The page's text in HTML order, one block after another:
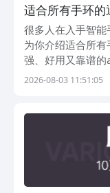
适合所有手环
分享
很多人在入手智
为你介绍适合所
强、好用又靠谱
荚可是最好用的安
2026-08-03 11:51:05